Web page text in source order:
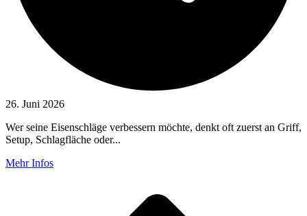
26. Juni 2026
Wer seine Eisenschläge verbessern möchte, denkt oft zuerst an Griff,
Setup, Schlagfläche oder...
Mehr Infos